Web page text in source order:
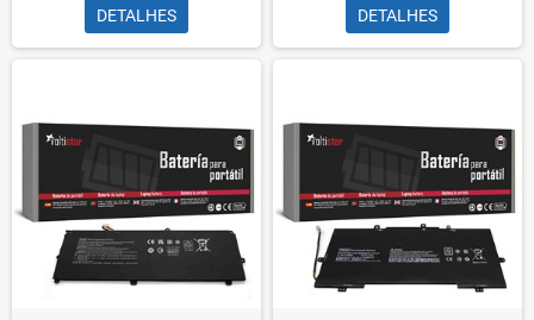
DETALHES DETALHES